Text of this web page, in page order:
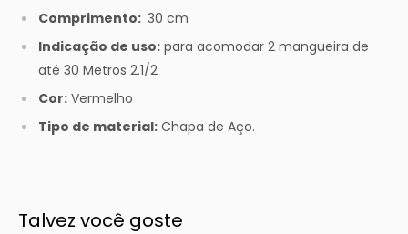
Comprimento: 30 cm
Indicação de uso: para acomodar 2 mangueira de
até 30 Metros 2.1/2
Cor: Vermelho
Tipo de material: Chapa de Aço.
Talvez você goste